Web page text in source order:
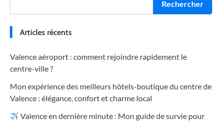
Rechercher
Articles récents
Valence aéroport : comment rejoindre rapidement le
centre-ville ?
Mon expérience des meilleurs hôtels-boutique du centre de
Valence : élégance, confort et charme local
Valence en dernière minute : Mon guide de survie pour